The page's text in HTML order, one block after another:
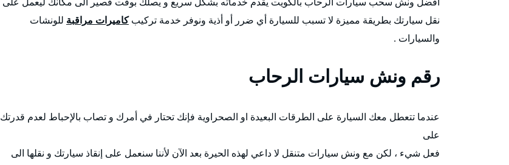
نقل سيارتك بطريقة مميزة لا تسبب للسيارة أي ضرر أو أذية ونوفر خدمة تركيبكاميرات مراقبة للونشات
والسيارات .
رقم ونش سيارات الرحاب
عندما تتعطل معك السيارة على الطرقات البعيدة او الصحراوية فإنك تحتار في أمرك و تصاب بالإحباط لعدم قدرتك
على
فعل شيء ، لكن مع ونش سيارات متنقل لا داعي لهذه الحيرة بعد الآن لأننا سنعمل على إنقاذ سيارتك و نقلها الى